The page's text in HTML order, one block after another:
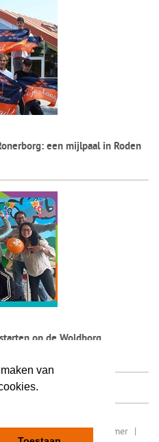
van
een mijlpaal in Roden
op de Woldborg
| Sitemap | Disclaimer |